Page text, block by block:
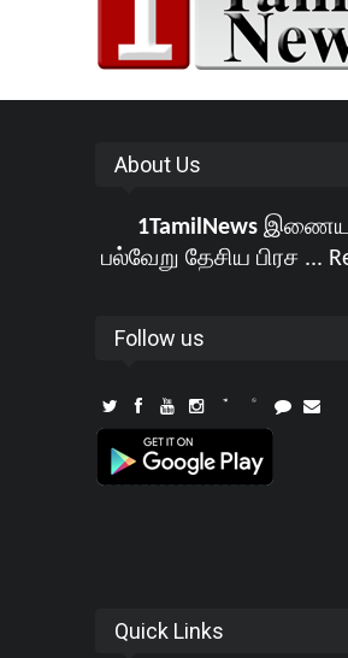
About Us
1TamilNews
பல்வேறு தேசிய பிரச ...
Follow us
Quick Links